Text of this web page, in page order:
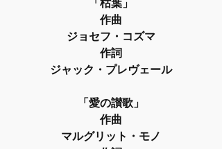
作曲
ジョセフ・コズマ
作詞
ジャック・プレヴェール
「愛の讃歌」
作曲
マルグリット・モノ